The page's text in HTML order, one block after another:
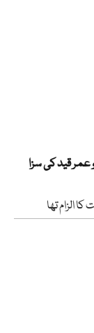
قید کی سزا
الزام تھا